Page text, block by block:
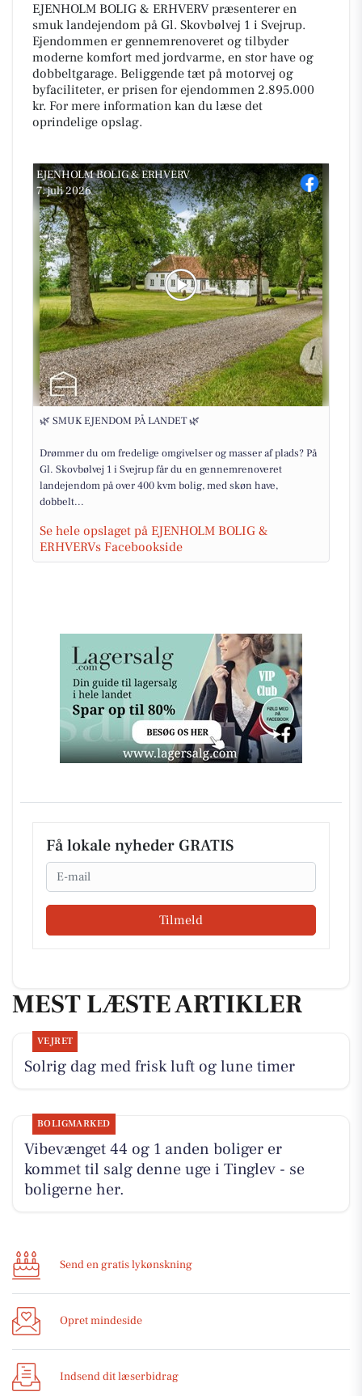
EJENHOLM BOLIG & ERHVERV præsenterer en
smuk landejendom på Gl. Skovbølvej 1 i Svejrup.
Ejendommen er gennemrenoveret og tilbyder
moderne komfort med jordvarme, en stor have og
dobbeltgarage. Beliggende tæt på motorvej og
byfaciliteter, er prisen for ejendommen 2.895.000
kr. For mere information kan du læse det
oprindelige opslag.
EJENHOLM BOLIG & ERHVERV
7. juli 2026
🌿 SMUK EJENDOM PÅ LANDET 🌿
Drømmer du om fredelige omgivelser og masser af plads? På
Gl. Skovbølvej 1 i Svejrup får du en gennemrenoveret
landejendom på over 400 kvm bolig, med skøn have,
dobbelt...
Se hele opslaget på EJENHOLM BOLIG &
ERHVERVs Facebookside
Få lokale nyheder GRATIS
Email
Tilmeld
MEST LÆSTE ARTIKLER
VEJRET
Solrig dag med frisk luft og lune timer
BOLIGMARKED
Vibevænget 44 og 1 anden boliger er
kommet til salg denne uge i Tinglev - se
boligerne her.
Send en gratis lykønskning
Opret mindeside
Indsend dit læserbidrag